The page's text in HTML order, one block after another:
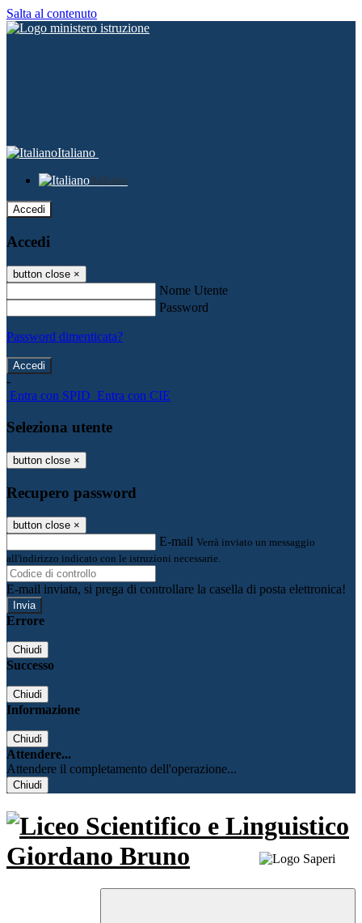
Salta al contenuto
Italiano
Italiano
Accedi
Accedi
button close ×
Nome Utente
Password
Password dimenticata?
-
Entra con SPID Entra con CIE
Seleziona utente
button close ×
Recupero password
button close ×
E-mail Verrà inviato un messaggio
all'indirizzo indicato con le istruzioni necessarie.
E-mail inviata, si prega di controllare la casella di posta elettronica!
Errore
Chiudi
Successo
Chiudi
Informazione
Chiudi
Attendere...
Attendere il completamento dell'operazione...
Chiudi